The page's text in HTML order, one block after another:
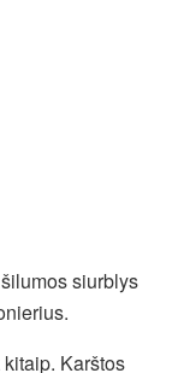
siurblys
Karštos